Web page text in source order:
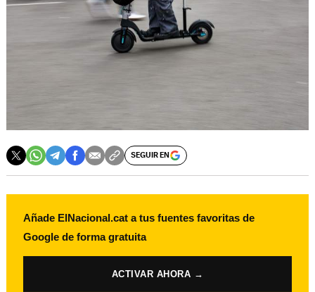
SEGUIR EN
Añade ElNacional.cat a tus fuentes favoritas de
Google de forma gratuita
ACTIVAR AHORA →